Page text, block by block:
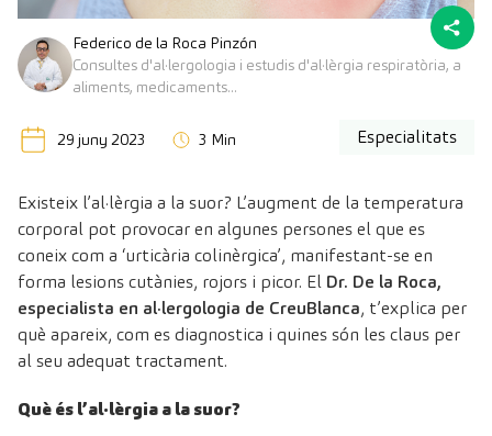
Federico de la Roca Pinzón
Consultes d'al·lergologia i estudis d'al·lèrgia respiratòria, a
aliments, medicaments...
29 juny 2023 3 Min Especialitats
Existeix l’al·lèrgia a la suor? L’augment de la temperatura
corporal pot provocar en algunes persones el que es
coneix com a ‘urticària colinèrgica’, manifestant-se en
forma lesions cutànies, rojors i picor. El Dr. De la Roca,
especialista en al·lergologia de CreuBlanca, t’explica per
què apareix, com es diagnostica i quines són les claus per
al seu adequat tractament.
Què és l’al·lèrgia a la suor?